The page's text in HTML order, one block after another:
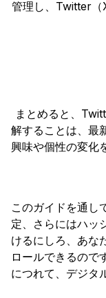
管理し、Twitter（
まとめると、
解することは、最
興味や個性の変化
このガイドを通し
定、さらにはハッ
けるにしろ、あな
ロールできるので
につれて、デジタ